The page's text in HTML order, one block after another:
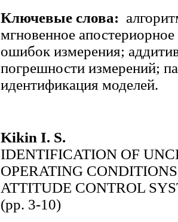
Ключевые слова:
мгновенное
ошибок измерения;
погрешности измерений;
идентификация моделей.
Kikin I. S.
IDENTIFICATION OF
OPERATING
ATTITUDE CONTROL
(pp. 3-10)